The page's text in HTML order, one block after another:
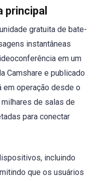
principal
gratuita de bate-
instantâneas
em um
Camshare e publicado
em operação desde o
de salas de
para conectar
incluindo
que os usuários